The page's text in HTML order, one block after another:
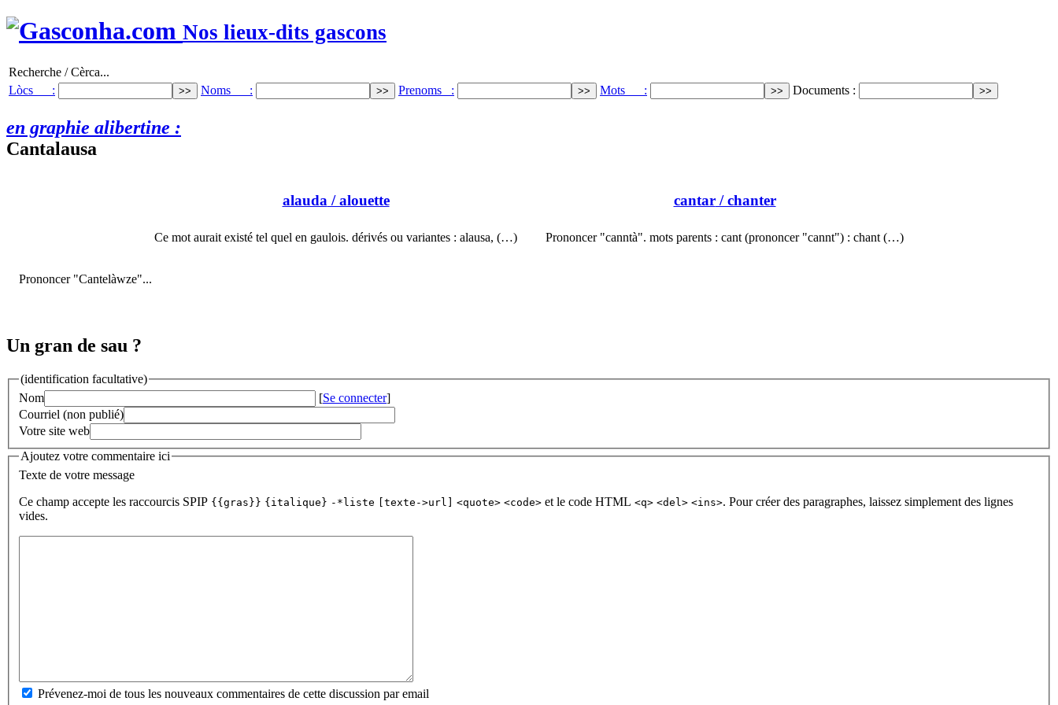
Nos lieux-dits gascons
Recherche / Cèrca...
Lòcs :
Noms : Prenoms : Mots : Documents :
en graphie alibertine :
Cantalausa
alauda/ alouette
Ce mot aurait existé tel quel en gaulois. dérivés ou variantes : alausa, (…)
cantar/ chanter
Prononcer "canntà". mots parents : cant (prononcer "cannt") : chant (…)
Prononcer "Cantelàwze"...
Un gran de sau ?
(identification facultative)
Nom
[Se connecter]
Courriel (non publié)
Votre site web
Ajoutez votre commentaire ici
Texte de votre message
Ce champ accepte les raccourcis SPIP {{gras}} {italique} -*liste [texte->url] <quote> <code> et le code HTML <q> <del> <ins>. Pour créer des paragraphes, laissez simplement des lignes
vides.
Prévenez-moi de tous les nouveaux commentaires de cette discussion par email